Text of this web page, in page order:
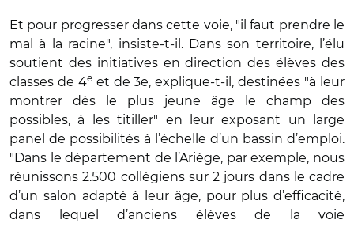
Et pour progresser dans cette voie, "il faut prendre le
mal à la racine", insiste-t-il. Dans son territoire, l’élu
soutient des initiatives en direction des élèves des
classes de 4eet de 3e, explique-t-il, destinées "à leur
montrer dès le plus jeune âge le champ des
possibles, à les titiller" en leur exposant un large
panel de possibilités à l’échelle d’un bassin d’emploi.
"Dans le département de l’Ariège, par exemple, nous
réunissons 2.500 collégiens sur 2 jours dans le cadre
d’un salon adapté à leur âge, pour plus d’efficacité,
dans lequel d’anciens élèves de la voie